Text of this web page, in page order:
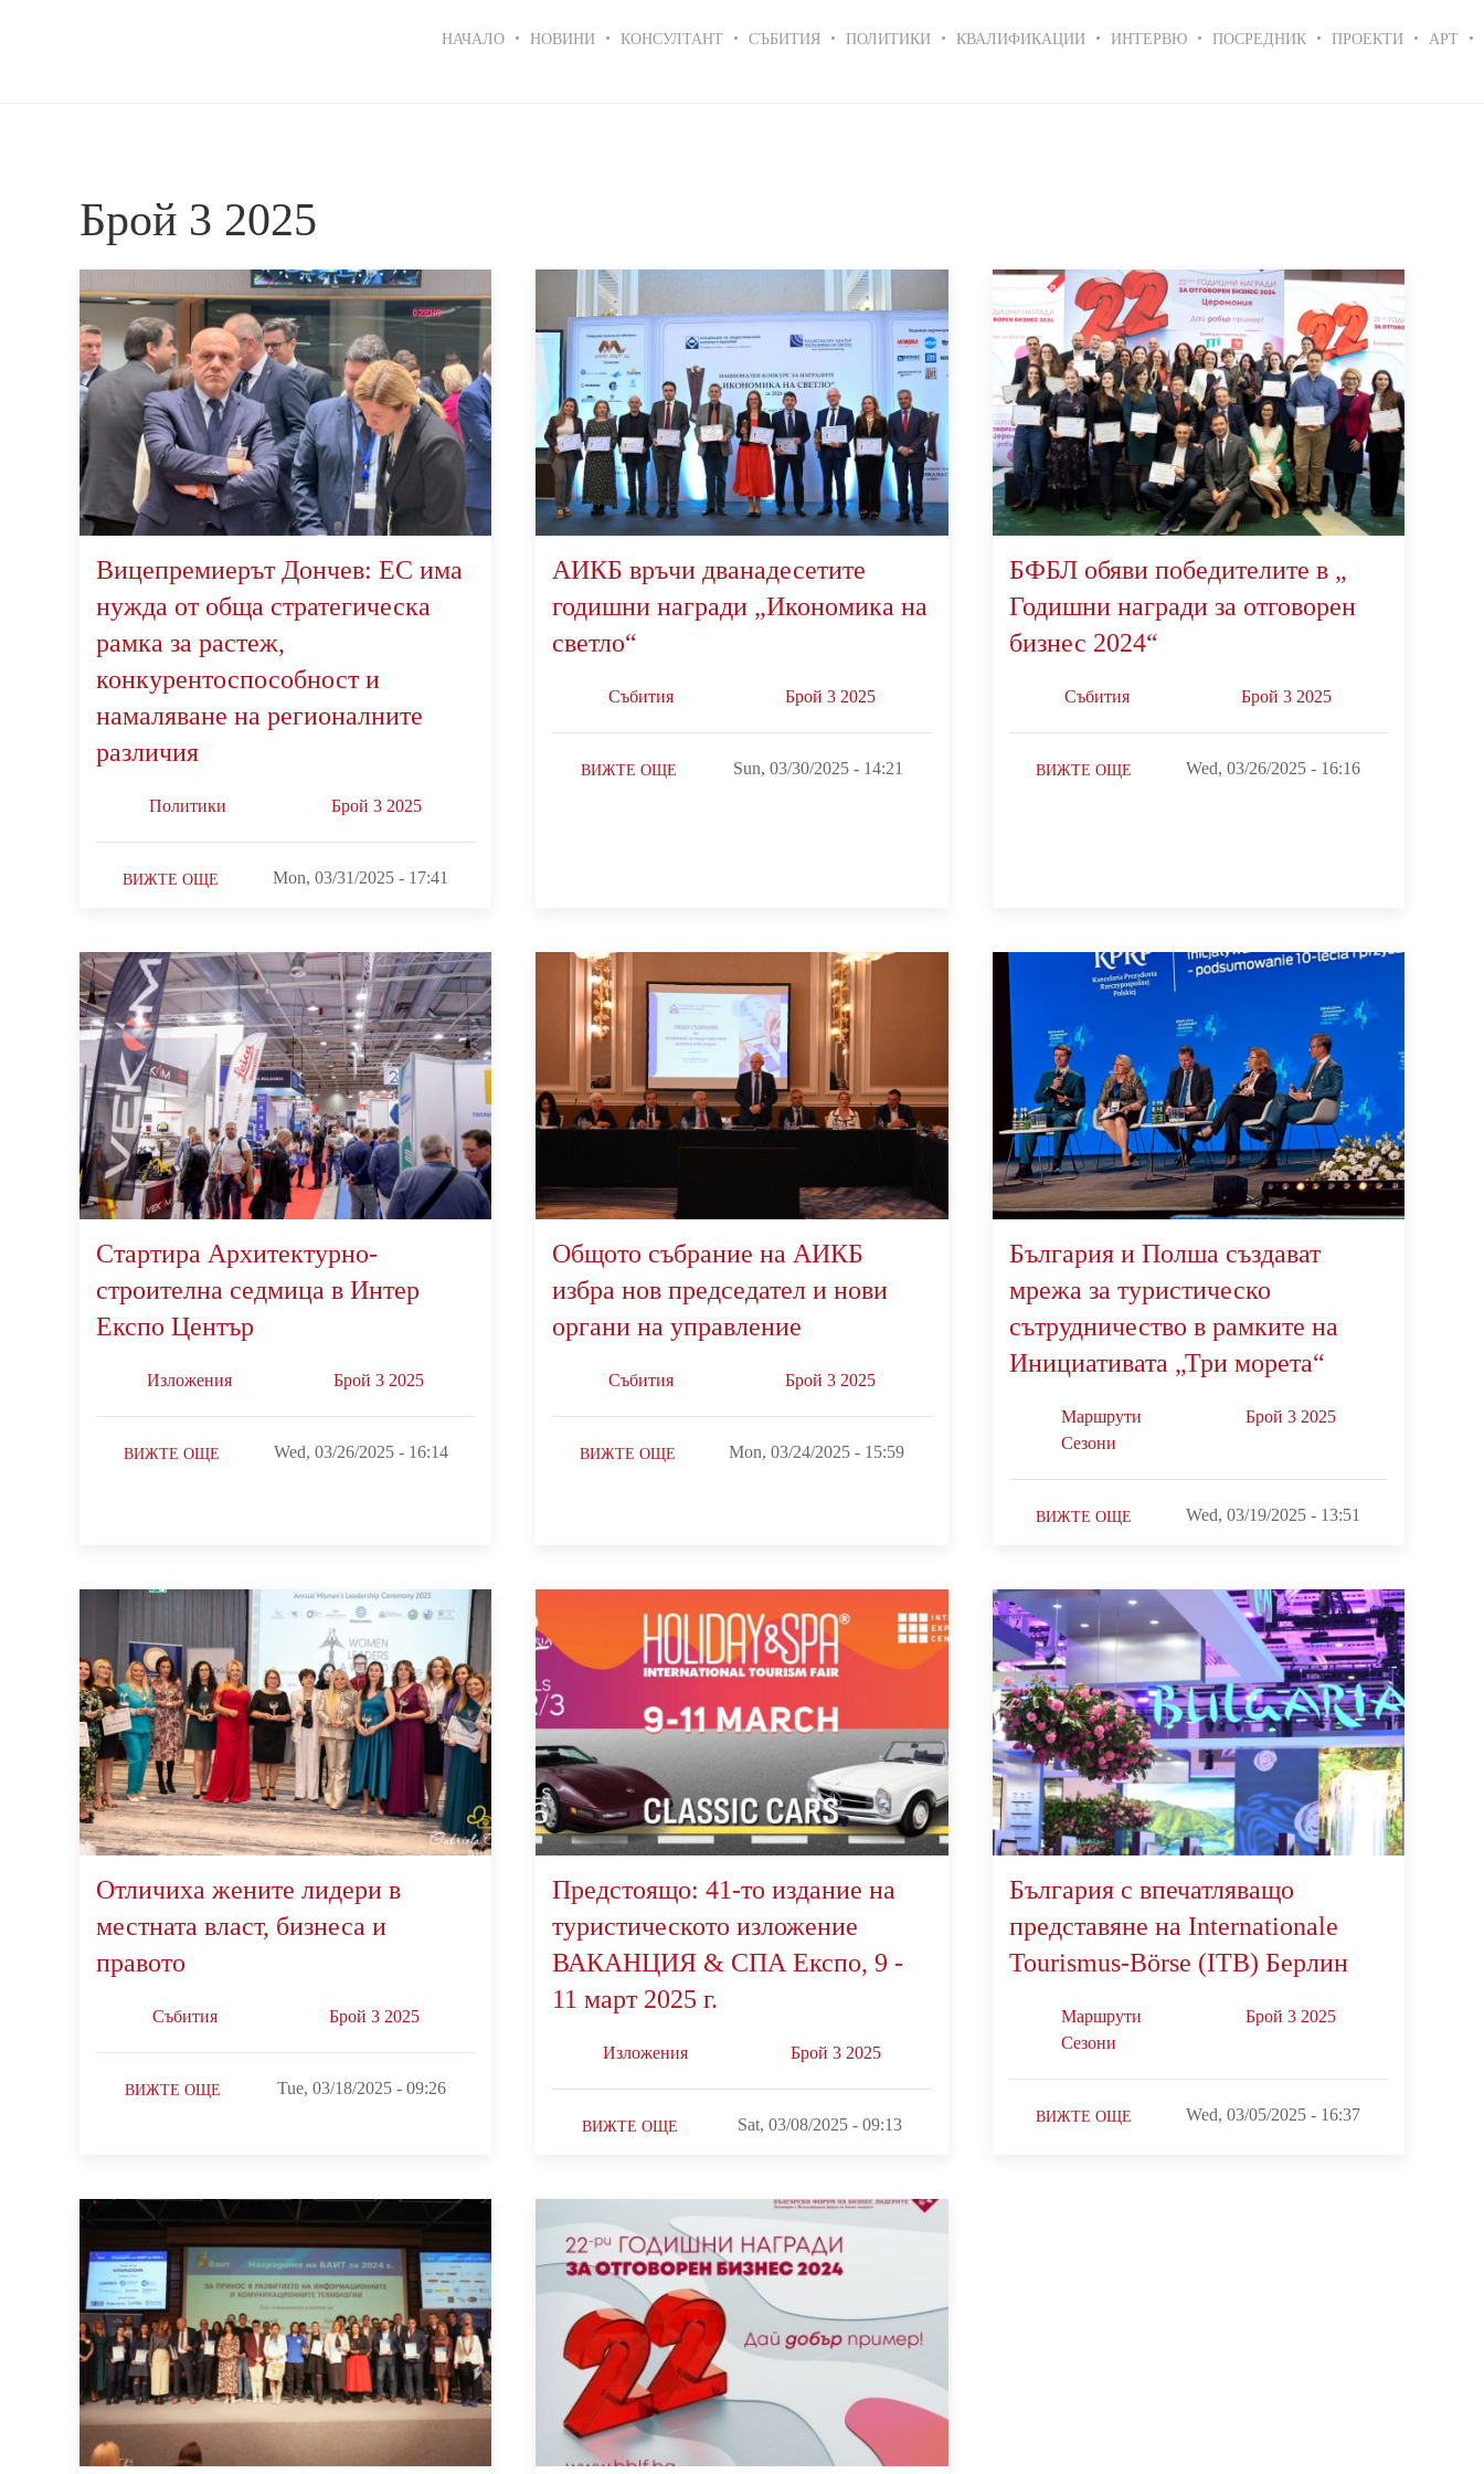
navigation
НАЧАЛО НОВИНИ КОНСУЛТАНТ СЪБИТИЯ ПОЛИТИКИ КВАЛИФИКАЦИИ ИНТЕРВЮ ПОСРЕДНИК ПРОЕКТИ АРТ
Брой 3 2025
Вицепремиерът Дончев: ЕС има
нужда от обща стратегическа
рамка за растеж,
конкурентоспособност и
намаляване на регионалните
различия
Политики Брой 3 2025
ВИЖТЕ ОЩЕ Mon, 03/31/2025 - 17:41
АИКБ връчи дванадесетите
годишни награди „Икономика на
светло“
Събития Брой 3 2025
ВИЖТЕ ОЩЕ Sun, 03/30/2025 - 14:21
БФБЛ обяви победителите в „
Годишни награди за отговорен
бизнес 2024“
Събития Брой 3 2025
ВИЖТЕ ОЩЕ Wed, 03/26/2025 - 16:16
Стартира Архитектурно-
строителна седмица в Интер
Експо Център
Изложения Брой 3 2025
ВИЖТЕ ОЩЕ Wed, 03/26/2025 - 16:14
Общото събраниe на АИКБ
избра нов председател и нови
органи на управление
Събития Брой 3 2025
ВИЖТЕ ОЩЕ Mon, 03/24/2025 - 15:59
България и Полша създават
мрежа за туристическо
сътрудничество в рамките на
Инициативата „Три морета“
Маршрути
Сезони
Брой 3 2025
ВИЖТЕ ОЩЕ Wed, 03/19/2025 - 13:51
Отличиха жените лидери в
местната власт, бизнеса и
правото
Събития Брой 3 2025
ВИЖТЕ ОЩЕ Tue, 03/18/2025 - 09:26
Предстоящо: 41-то издание на
туристическото изложение
ВАКАНЦИЯ & СПА Експо, 9 -
11 март 2025 г.
Изложения Брой 3 2025
ВИЖТЕ ОЩЕ Sat, 03/08/2025 - 09:13
България с впечатляващо
представяне на Internationale
Tourismus-Börse (ITB) Берлин
Маршрути
Сезони
Брой 3 2025
ВИЖТЕ ОЩЕ Wed, 03/05/2025 - 16:37